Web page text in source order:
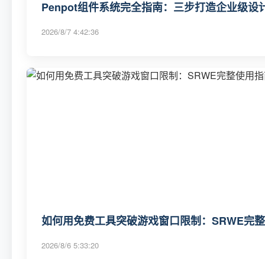
Penpot组件系统完全指南：三步打造企业级设
2026/8/7 4:42:36
如何用免费工具突破游戏窗口限制：SRWE完
2026/8/6 5:33:20